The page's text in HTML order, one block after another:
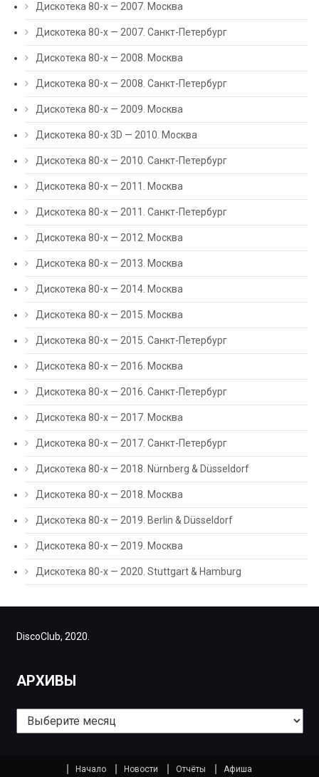
Дискотека 80-х — 2007. Москва
Дискотека 80-х — 2007. Санкт-Петербург
Дискотека 80-х — 2008. Москва
Дискотека 80-х — 2008. Санкт-Петербург
Дискотека 80-х — 2009. Москва
Дискотека 80-х 3D — 2010. Москва
Дискотека 80-х — 2010. Санкт-Петербург
Дискотека 80-х — 2011. Москва
Дискотека 80-х — 2011. Санкт-Петербург
Дискотека 80-х — 2012. Москва
Дискотека 80-х — 2013. Москва
Дискотека 80-х — 2014. Москва
Дискотека 80-х — 2015. Москва
Дискотека 80-х — 2015. Санкт-Петербург
Дискотека 80-х — 2016. Москва
Дискотека 80-х — 2016. Санкт-Петербург
Дискотека 80-х — 2017. Москва
Дискотека 80-х — 2017. Санкт-Петербург
Дискотека 80-х — 2018. Nürnberg & Düsseldorf
Дискотека 80-х — 2018. Москва
Дискотека 80-х — 2019. Berlin & Düsseldorf
Дискотека 80-х — 2019. Москва
Дискотека 80-х — 2020. Stuttgart & Hamburg
DiscoClub, 2020.
АРХИВЫ
Архивы
Начало Новости Отчёты Афиша